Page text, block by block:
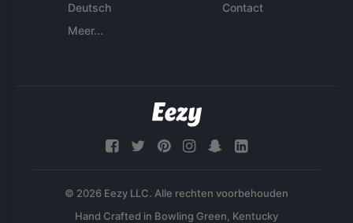
Deutsch
Meer...
Contact
© 2026 Eezy LLC. Alle rechten voorbehouden